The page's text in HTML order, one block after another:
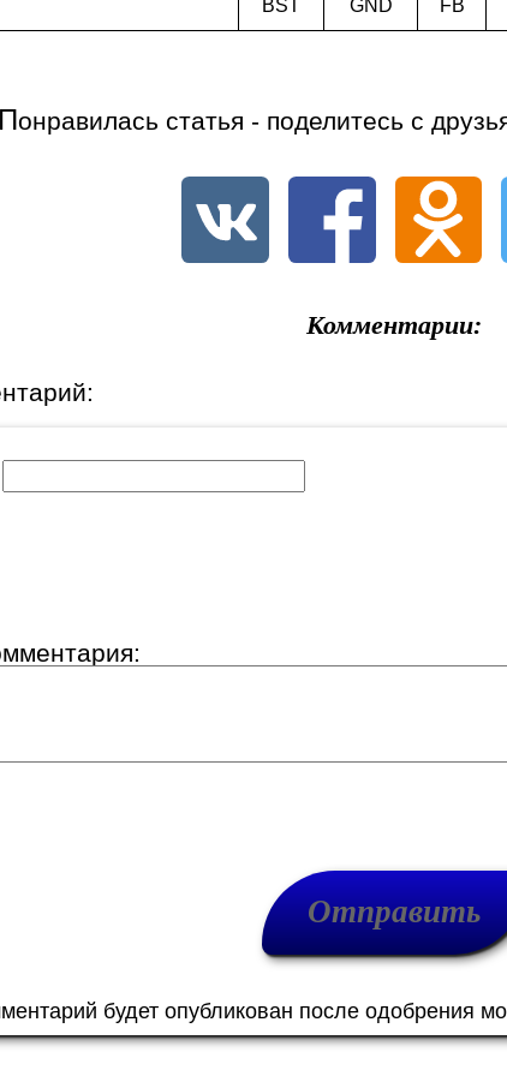
BST GND FB
Понравилась статья - поделитесь с
Комментарии:
будет опубликован после одобрения